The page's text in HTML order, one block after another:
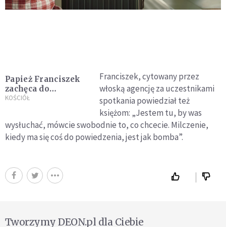
Papież Franciszek
zachęca do
doceniania miłości
KOŚCIÓŁ
Franciszek, cytowany przez
włoską agencję za uczestnikami
spotkania powiedział też
księżom: „Jestem tu, by was
wysłuchać, mówcie swobodnie to, co chcecie. Milczenie,
kiedy ma się coś do powiedzenia, jest jak bomba”.
Tworzymy DEON.pl dla Ciebie